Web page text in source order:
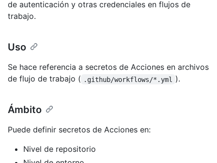
de autenticación y otras credenciales en flujos de
trabajo.
Uso
Se hace referencia a secretos de Acciones en archivos
de flujo de trabajo ( .github/workflows/*.yml ).
Ámbito
Puede definir secretos de Acciones en:
Nivel de repositorio